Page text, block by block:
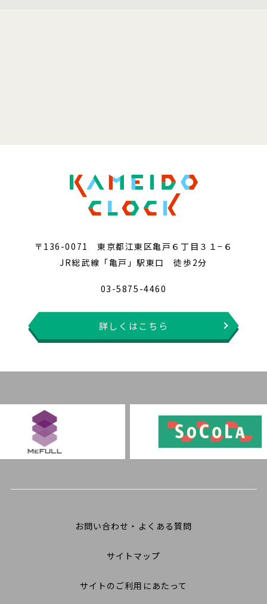
〒136-0071 東京都江東区亀戸６丁目３１−６
JR総武線「亀戸」駅東口 徒歩2分
03-5875-4460
詳しくはこちら
お問い合わせ・よくある質問
サイトマップ
サイトのご利用にあたって